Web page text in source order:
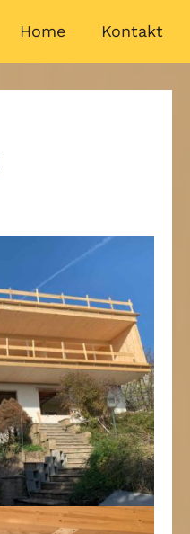
Home Kontakt